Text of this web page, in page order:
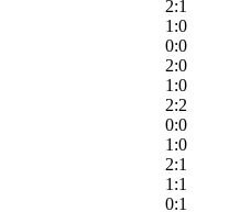
2:1
1:0
0:0
2:0
1:0
2:2
0:0
1:0
2:1
1:1
0:1